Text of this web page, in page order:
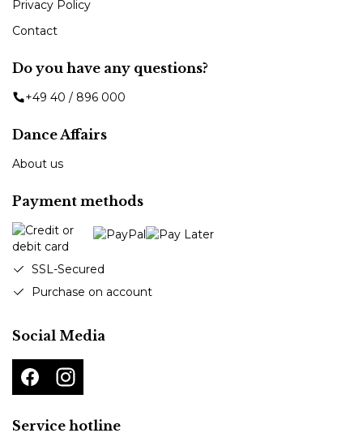
Privacy Policy
Contact
Do you have any questions?
+49 40 / 896 000
Dance Affairs
About us
Payment methods
SSL-Secured
Purchase on account
Social Media
Service hotline